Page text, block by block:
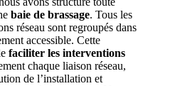
baie de brassage. Tous les
réseau sont regroupés dans
accessible. Cette
faciliter les interventions
chaque liaison réseau,
de l’installation et